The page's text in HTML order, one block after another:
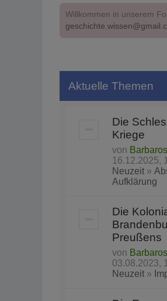
Willkommen in unserem
Aktuelle Themen
Die
Kriege
von
16.12.2025,
Neuzeit »
Aufklärung
Die
Preußens
von
03.08.2023,
Neuzeit »